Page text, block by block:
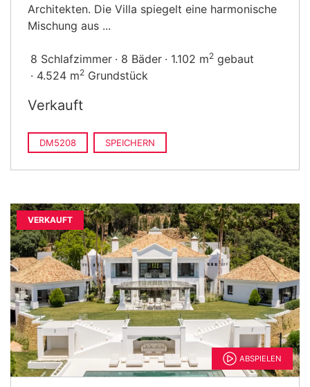
Architekten. Die Villa spiegelt eine harmonische
Mischung aus ...
8 Schlafzimmer 8 Bäder 1.102 m2 gebaut
4.524 m2 Grundstück
Verkauft
DM5208 SPEICHERN
VERKAUFT
ABSPIELEN